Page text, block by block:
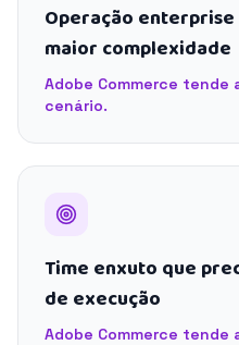
Operação
maior complexidade
Adobe Commerce
cenário.
Time enxuto que
de execução
Adobe Commerce tende